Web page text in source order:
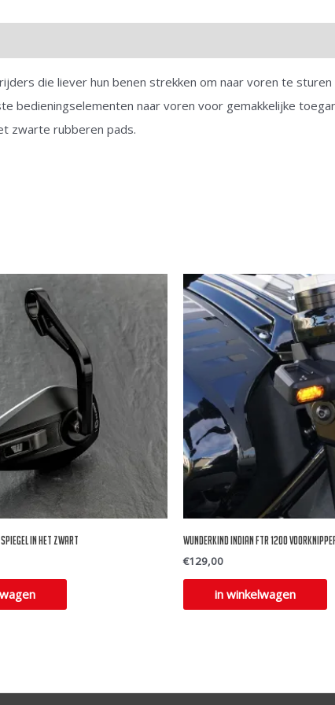
die liever hun benen strekken om naar voren te
bedieningselementen naar voren voor gemakkelijke
zwarte rubberen pads.
in het zwart Wunderkind Indian FTR 1200
€129,00
in winkelwagen